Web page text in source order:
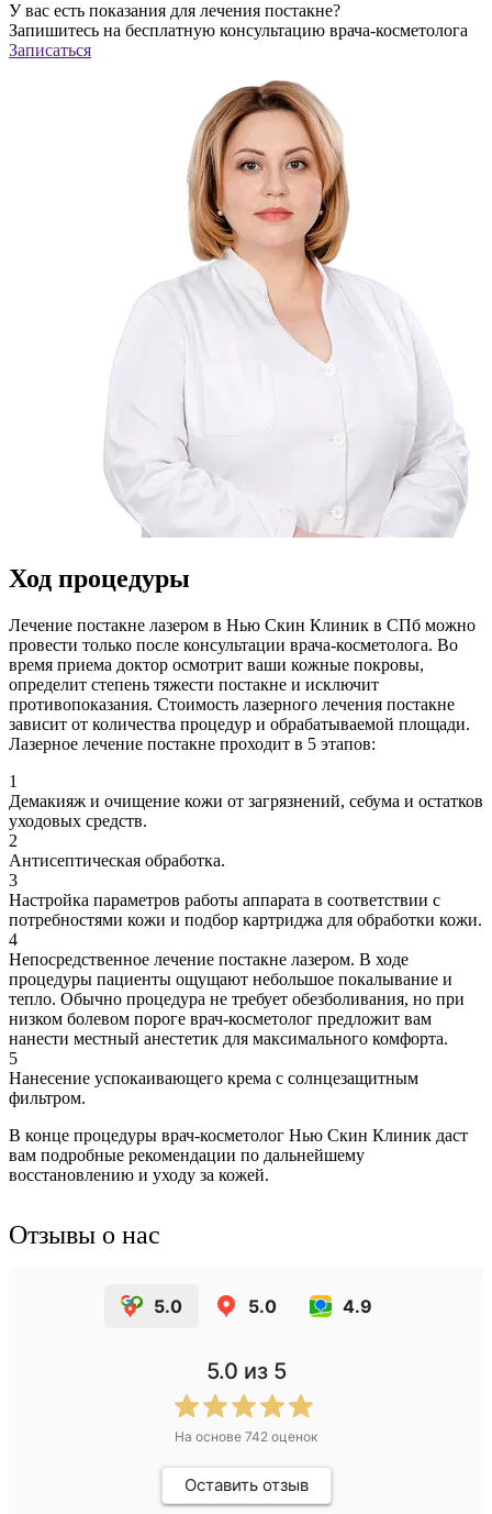
У вас есть показания для лечения постакне?
Запишитесь на бесплатную конcультацию врача-косметолога
Записаться
Ход процедуры
Лечение постакне лазером в Нью Скин Клиник в СПб можно
провести только после консультации врача-косметолога. Во
время приема доктор осмотрит ваши кожные покровы,
определит степень тяжести постакне и исключит
противопоказания. Стоимость лазерного лечения постакне
зависит от количества процедур и обрабатываемой площади.
Лазерное лечение постакне проходит в 5 этапов:
1
Демакияж и очищение кожи от загрязнений, себума и остатков
уходовых средств.
2
Антисептическая обработка.
3
Настройка параметров работы аппарата в соответствии с
потребностями кожи и подбор картриджа для обработки кожи.
4
Непосредственное лечение постакне лазером. В ходе
процедуры пациенты ощущают небольшое покалывание и
тепло. Обычно процедура не требует обезболивания, но при
низком болевом пороге врач-косметолог предложит вам
нанести местный анестетик для максимального комфорта.
5
Нанесение успокаивающего крема с солнцезащитным
фильтром.
В конце процедуры врач-косметолог Нью Скин Клиник даст
вам подробные рекомендации по дальнейшему
восстановлению и уходу за кожей.
Отзывы о нас
5.0 5.0 4.9
5.0 из 5
На основе 742 оценок
Оставить отзыв